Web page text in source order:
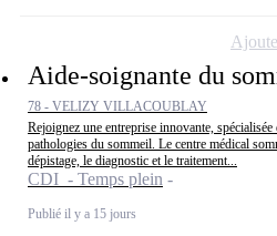
Aide-soignante du
78 - VELIZY VILLACOUBLAY
Rejoignez une entreprise innovante, spécialisée
pathologies du sommeil. Le centre médical
dépistage, le diagnostic et le traitement...
CDI - Temps plein
Publié il y a 15 jours